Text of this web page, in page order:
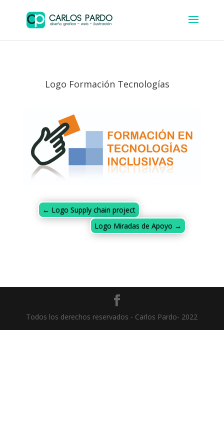
Logo Formación Tecnologías
← Logo Supply chain project
Logo Miradas de Apoyo →
Todos los derechos reservados - Carlos Pardo- 2022